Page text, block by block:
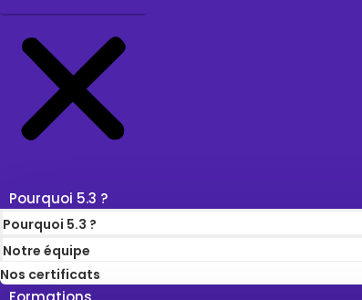
Pourquoi 5.3 ?
Pourquoi 5.3 ?
Notre équipe
Nos certificats